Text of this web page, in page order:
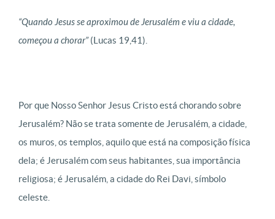
“Quando Jesus se aproximou de Jerusalém e viu a cidade,
começou a chorar”(Lucas 19,41).
Por que Nosso Senhor Jesus Cristo está chorando sobre
Jerusalém? Não se trata somente de Jerusalém, a cidade,
os muros, os templos, aquilo que está na composição física
dela; é Jerusalém com seus habitantes, sua importância
religiosa; é Jerusalém, a cidade do Rei Davi, símbolo
celeste.